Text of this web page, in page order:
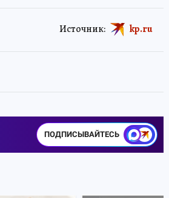
Источник: kp.ru
ПОДПИСЫВАЙТЕСЬ